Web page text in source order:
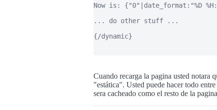
Now is: {"0"|date_format:"%D
... do other stuff ...
{/dynamic}
Cuando recarga la pagina usted notara
"estática". Usted puede hacer todo
sera cacheado como el resto de la